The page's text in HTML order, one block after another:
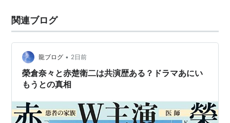
関連ブログ
龍ブログ • 2日前
榮倉奈々と赤楚衛二は共演歴ある？ドラマあにい
もうとの真相